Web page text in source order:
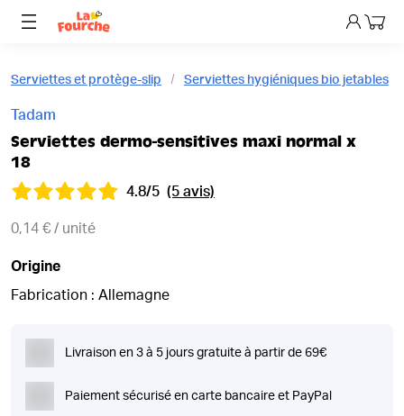
Mon
Serviettes et protège-slip Serviettes hygiéniques bio jetables
Tadam
Serviettes dermo-sensitives maxi normal x
18
4.8/5 (5 avis)
0,14 € / unité
Origine
Fabrication : Allemagne
Livraison en 3 à 5 jours gratuite à partir de 69€
Paiement sécurisé en carte bancaire et PayPal